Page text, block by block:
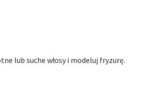
lub suche włosy i modeluj fryzurę.